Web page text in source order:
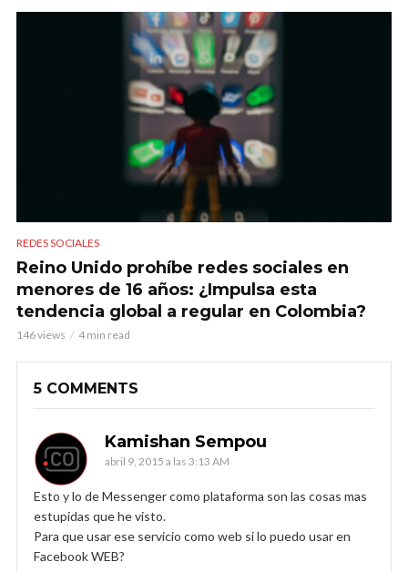
REDES SOCIALES
Reino Unido prohíbe redes sociales en
menores de 16 años: ¿Impulsa esta
tendencia global a regular en Colombia?
146 views 4 min read
5 COMMENTS
Kamishan Sempou
abril 9, 2015 a las 3:13 AM
Esto y lo de Messenger como plataforma son las cosas mas
estupidas que he visto.
Para que usar ese servicio como web si lo puedo usar en
Facebook WEB?